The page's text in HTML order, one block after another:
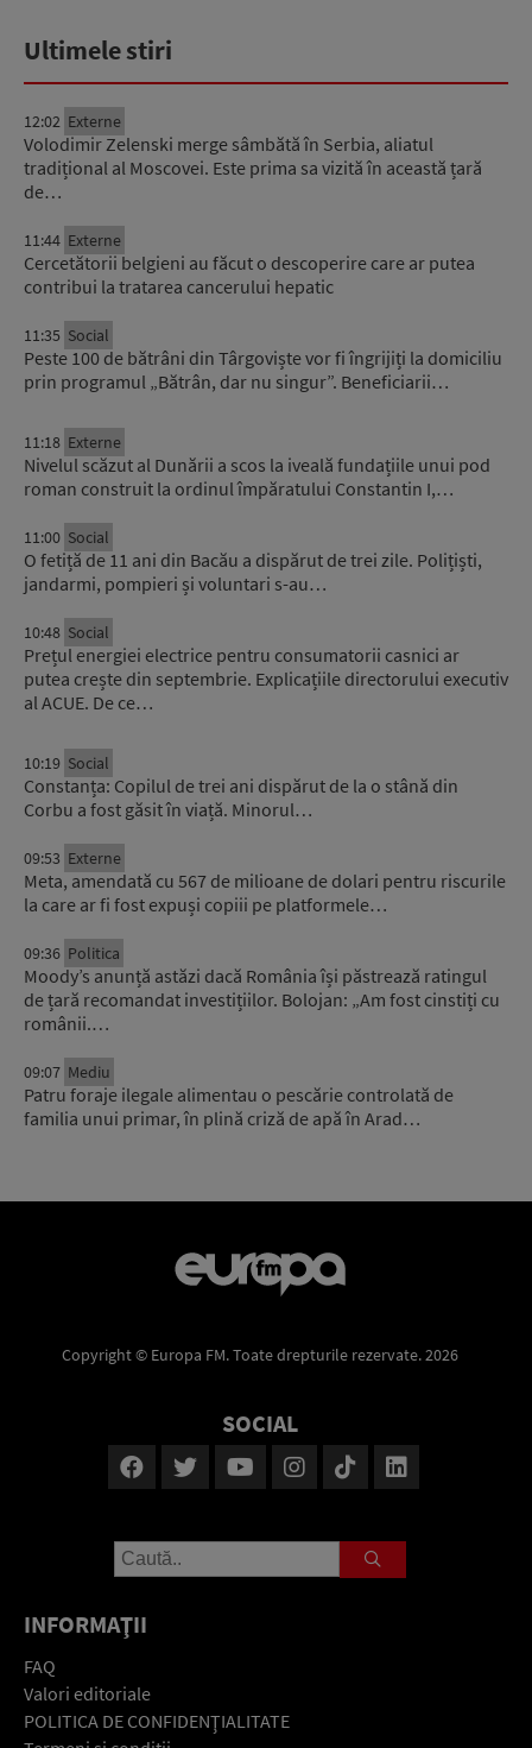
Ultimele stiri
12:02 Externe
Volodimir Zelenski merge sâmbătă în Serbia, aliatul
tradițional al Moscovei. Este prima sa vizită în această țară
de…
11:44 Externe
Cercetătorii belgieni au făcut o descoperire care ar putea
contribui la tratarea cancerului hepatic
11:35 Social
Peste 100 de bătrâni din Târgoviște vor fi îngrijiți la domiciliu
prin programul „Bătrân, dar nu singur”. Beneficiarii…
11:18 Externe
Nivelul scăzut al Dunării a scos la iveală fundațiile unui pod
roman construit la ordinul împăratului Constantin I,…
11:00 Social
O fetiță de 11 ani din Bacău a dispărut de trei zile. Polițiști,
jandarmi, pompieri și voluntari s-au…
10:48 Social
Prețul energiei electrice pentru consumatorii casnici ar
putea crește din septembrie. Explicațiile directorului executiv
al ACUE. De ce…
10:19 Social
Constanța: Copilul de trei ani dispărut de la o stână din
Corbu a fost găsit în viață. Minorul…
09:53 Externe
Meta, amendată cu 567 de milioane de dolari pentru riscurile
la care ar fi fost expuși copiii pe platformele…
09:36 Politica
Moody’s anunță astăzi dacă România își păstrează ratingul
de țară recomandat investițiilor. Bolojan: „Am fost cinstiți cu
românii.…
09:07 Mediu
Patru foraje ilegale alimentau o pescărie controlată de
familia unui primar, în plină criză de apă în Arad…
Copyright © Europa FM. Toate drepturile rezervate. 2026
SOCIAL
INFORMAŢII
FAQ
Valori editoriale
POLITICA DE CONFIDENŢIALITATE